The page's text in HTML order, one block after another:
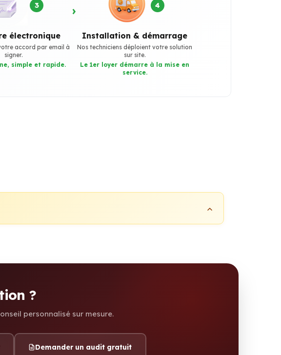
3
électronique
accord par email à
signer.
simple et rapide.
› 4
Installation & démarrage
Nos techniciens déploient votre solution
sur site.
Le 1er loyer démarre à la mise en
service.
?
personnalisé sur mesure.
Demander un audit gratuit